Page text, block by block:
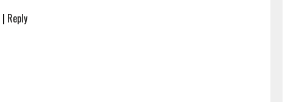
| Reply